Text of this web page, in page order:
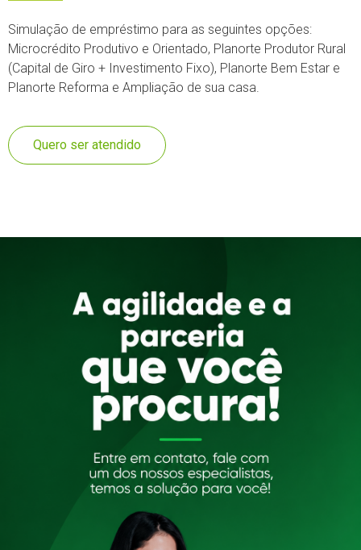
Simulação de empréstimo para as seguintes opções:
Microcrédito Produtivo e Orientado, Planorte Produtor Rural
(Capital de Giro + Investimento Fixo), Planorte Bem Estar e
Planorte Reforma e Ampliação de sua casa.
Quero ser atendido